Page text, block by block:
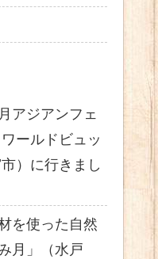
アジアンフェ
ールドビュッ
）に行きまし
を使った自然
月」（水戸